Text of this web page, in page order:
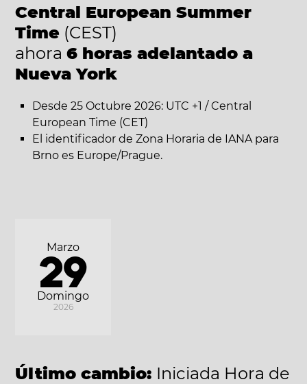
Central European Summer
Time (CEST)
ahora 6 horas adelantado a
Nueva York
Desde 25 Octubre 2026: UTC +1 / Central
European Time (CET)
El identificador de Zona Horaria de IANA para
Brno es Europe/Prague.
Domingo
Marzo
29
2026
Último cambio: Iniciada Hora de